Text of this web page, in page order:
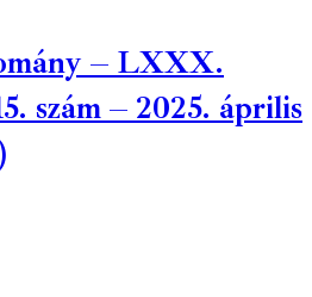
– LXXX.
szám – 2025. április